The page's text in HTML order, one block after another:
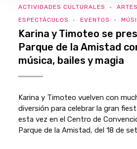
ACTIVIDADES CULTURALES
ESPECTÁCULOS
EVENTOS
Karina y Timoteo se
Parque de la Amistad
música, bailes y magia
Karina y Timoteo vuelven con
diversión para celebrar la gran
esta vez en el Centro de
Parque de la Amistad, del 18 de